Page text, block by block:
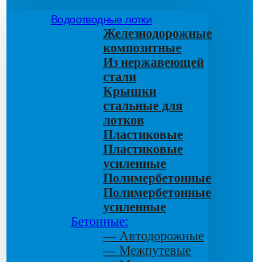
Водоотводные лотки
Железнодорожные
композитные
Из нержавеющей
стали
Крышки
стальные для
лотков
Пластиковые
Пластиковые
усиленные
Полимербетонные
Полимербетонные
усиленные
Бетонные:
— Автодорожные
— Межпутевые